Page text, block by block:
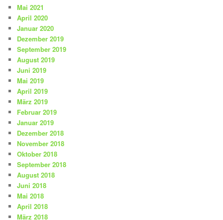
Mai 2021
April 2020
Januar 2020
Dezember 2019
September 2019
August 2019
Juni 2019
Mai 2019
April 2019
März 2019
Februar 2019
Januar 2019
Dezember 2018
November 2018
Oktober 2018
September 2018
August 2018
Juni 2018
Mai 2018
April 2018
März 2018